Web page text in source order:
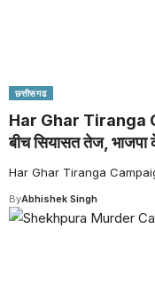
छत्तीसगढ
Har Ghar Tiranga
बीच सियासत तेज, भाजपा
Har Ghar Tiranga
ByAbhishek Singh